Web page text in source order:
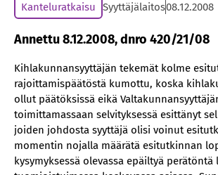
Kanteluratkaisu Syyttäjälaitos08.12.2008
Annettu 8.12.2008, dnro 420/21/08
Kihlakunnansyyttäjän tekemät kolme
rajoittamispäätöstä kumottu, koska
ollut päätöksissä eikä
toimittamassaan selvityksessä esittänyt
joiden johdosta syyttäjä olisi voinut
momentin nojalla määrätä esitutkinnan
kysymyksessä olevassa epäiltyä perätöntä